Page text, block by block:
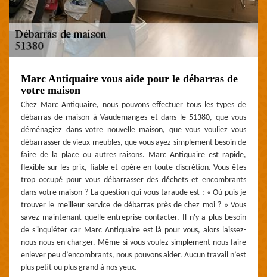
Marc Antiquaire vous aide pour le débarras de
votre maison
Chez Marc Antiquaire, nous pouvons effectuer tous les types de
débarras de maison à Vaudemanges et dans le 51380, que vous
déménagiez dans votre nouvelle maison, que vous vouliez vous
débarrasser de vieux meubles, que vous ayez simplement besoin de
faire de la place ou autres raisons. Marc Antiquaire est rapide,
flexible sur les prix, fiable et opère en toute discrétion. Vous êtes
trop occupé pour vous débarrasser des déchets et encombrants
dans votre maison ? La question qui vous taraude est : « Où puis-je
trouver le meilleur service de débarras près de chez moi ? » Vous
savez maintenant quelle entreprise contacter. Il n'y a plus besoin
de s'inquiéter car Marc Antiquaire est là pour vous, alors laissez-
nous nous en charger. Même si vous voulez simplement nous faire
enlever peu d’encombrants, nous pouvons aider. Aucun travail n’est
plus petit ou plus grand à nos yeux.